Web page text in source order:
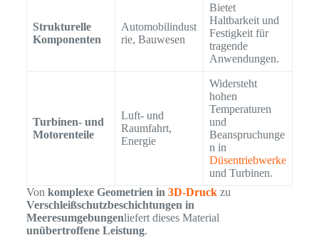
Strukturelle
Komponenten
Automobilindust
rie, Bauwesen
Bietet
Haltbarkeit und
Festigkeit für
tragende
Anwendungen.
Turbinen- und
Motorenteile
Luft- und
Raumfahrt,
Energie
Widersteht
hohen
Temperaturen
und
Beanspruchunge
n in
Düsentriebwerke
und Turbinen.
Von komplexe Geometrien in 3D-Druckzu
Verschleißschutzbeschichtungen in
Meeresumgebungenliefert dieses Material
unübertroffene Leistung.